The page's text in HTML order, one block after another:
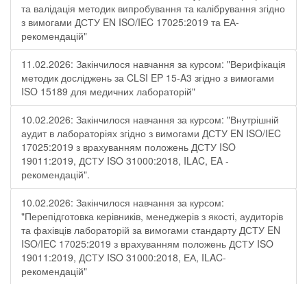
та валідація методик випробування та калібрування згідно
з вимогами ДСТУ EN ISO/IEC 17025:2019 та ЕА-
рекомендацій"
11.02.2026: Закінчилося навчання за курсом: "Верифікація
методик досліджень за CLSI EP 15-A3 згідно з вимогами
ISO 15189 для медичних лабораторій"
10.02.2026: Закінчилося навчання за курсом: "Внутрішній
аудит в лабораторіях згідно з вимогами ДСТУ EN ISO/IEC
17025:2019 з врахуванням положень ДСТУ ISO
19011:2019, ДСТУ ISO 31000:2018, ILAC, EA -
рекомендацій".
10.02.2026: Закінчилося навчання за курсом:
"Перепідготовка керівників, менеджерів з якості, аудиторів
та фахівців лабораторій за вимогами стандарту ДСТУ EN
ISO/IEC 17025:2019 з врахуванням положень ДСТУ ISO
19011:2019, ДСТУ ISO 31000:2018, ЕА, ILAC-
рекомендацій"